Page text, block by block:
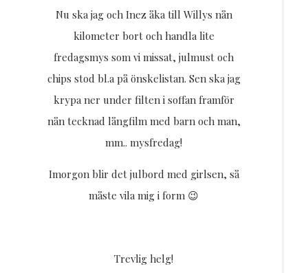
Nu ska jag och Inez åka till Willys nån
kilometer bort och handla lite
fredagsmys som vi missat, julmust och
chips stod bl.a på önskelistan. Sen ska jag
krypa ner under filten i soffan framför
nån tecknad långfilm med barn och man,
mm.. mysfredag!
Imorgon blir det julbord med girlsen, så
måste vila mig i form 😉
Trevlig helg!